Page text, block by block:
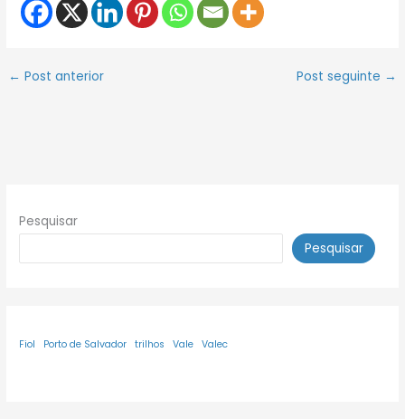
← Post anterior Post seguinte →
Pesquisar
Pesquisar
Fiol Porto de Salvador trilhos Vale Valec